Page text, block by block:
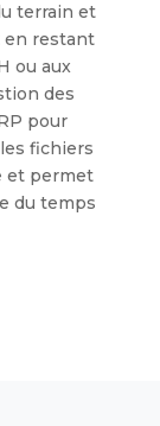
terrain et
en restant
ou aux
des
pour
fichiers
et permet
du temps